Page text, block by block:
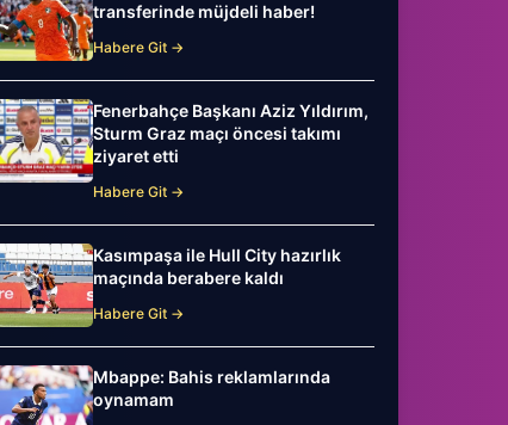
transferinde müjdeli haber!
Habere Git →
Fenerbahçe Başkanı Aziz Yıldırım,
Sturm Graz maçı öncesi takımı
ziyaret etti
Habere Git →
Kasımpaşa ile Hull City hazırlık
maçında berabere kaldı
Habere Git →
Mbappe: Bahis reklamlarında
oynamam